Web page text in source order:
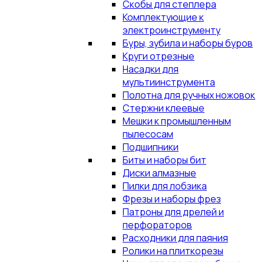
Скобы для степлера
Комплектующие к
электроинструменту
Буры, зубила и наборы буров
Круги отрезные
Насадки для
мультиинструмента
Полотна для ручных ножовок
Стержни клеевые
Мешки к промышленным
пылесосам
Подшипники
Биты и наборы бит
Диски алмазные
Пилки для лобзика
Фрезы и наборы фрез
Патроны для дрелей и
перфораторов
Расходники для паяния
Ролики на плиткорезы